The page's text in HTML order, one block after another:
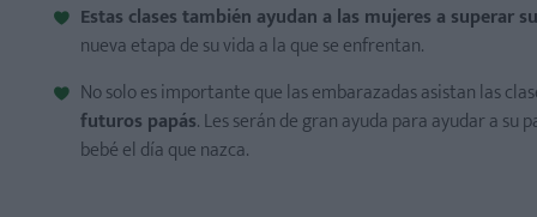
Estas clases también ayudan a las mujeres a superar
nueva etapa de su vida a la que se enfrentan.
No solo es importante que las embarazadas asistan las
futuros papás. Les serán de gran ayuda para ayudar a
bebé el día que nazca.